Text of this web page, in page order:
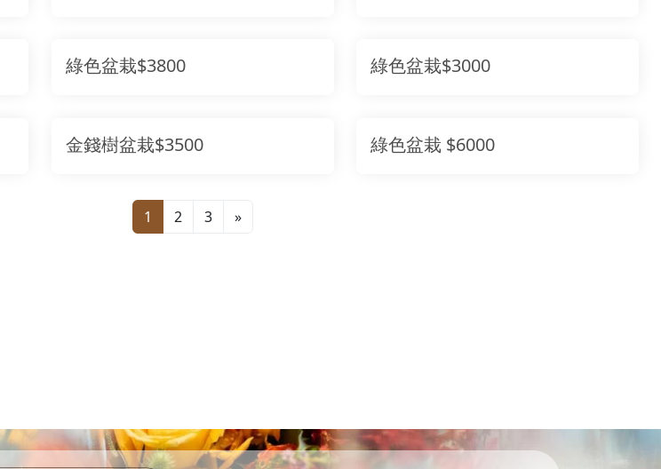
綠色盆栽$3800 綠色盆栽$3000
金錢樹盆栽$3500 綠色盆栽 $6000
1 2 3 »